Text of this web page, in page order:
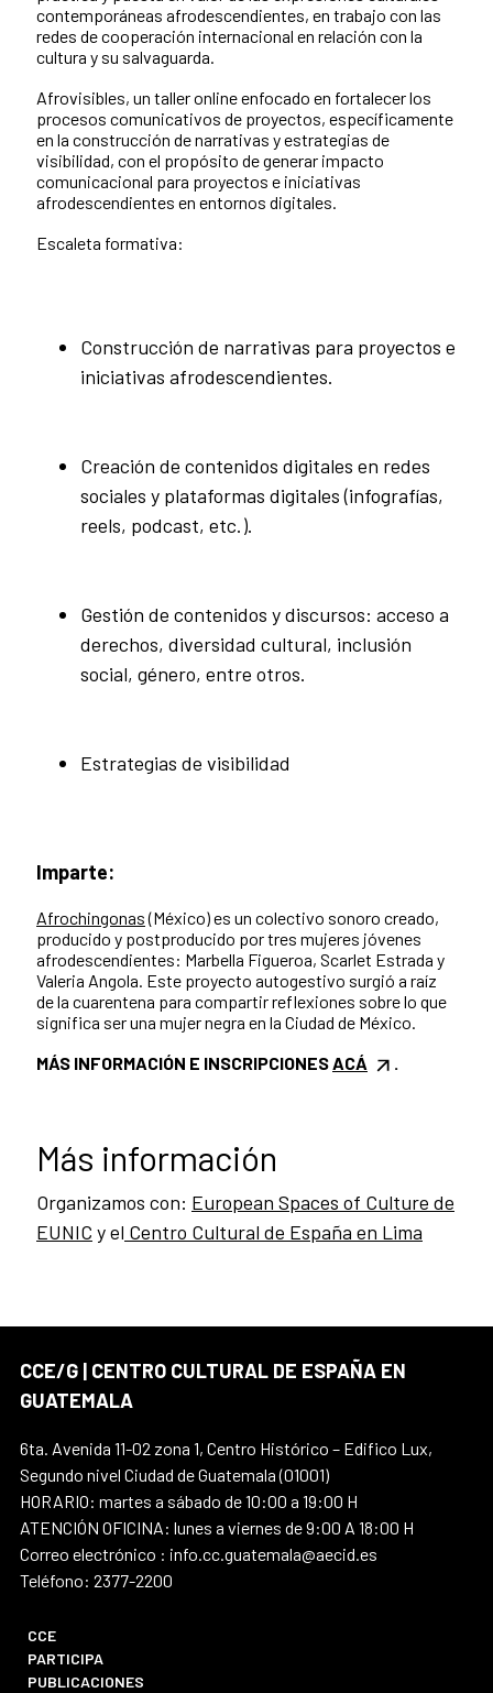
contemporáneas afrodescendientes, en trabajo con las
redes de cooperación internacional en relación con la
cultura y su salvaguarda.
Afrovisibles, un taller online enfocado en fortalecer los
procesos comunicativos de proyectos, específicamente
en la construcción de narrativas y estrategias de
visibilidad, con el propósito de generar impacto
comunicacional para proyectos e iniciativas
afrodescendientes en entornos digitales.
Escaleta formativa:
Construcción de narrativas para proyectos e
iniciativas afrodescendientes.
Creación de contenidos digitales en redes
sociales y plataformas digitales (infografías,
reels, podcast, etc.).
Gestión de contenidos y discursos: acceso a
derechos, diversidad cultural, inclusión
social, género, entre otros.
Estrategias de visibilidad
Imparte:
Afrochingonas(México)es un colectivo sonoro creado,
producido y postproducido por tres mujeres jóvenes
afrodescendientes: Marbella Figueroa, Scarlet Estrada y
Valeria Angola. Este proyecto autogestivo surgió a raíz
de la cuarentena para compartir reflexiones sobre lo que
significa ser una mujer negra en la Ciudad de México.
MÁS INFORMACIÓN E INSCRIPCIONESACÁ .
Más información
Organizamos con: European Spaces of Culture de
EUNIC y el Centro Cultural de España en Lima
CCE/G | CENTRO CULTURAL DE ESPAÑA EN
GUATEMALA
6ta. Avenida 11-02 zona 1, Centro Histórico – Edifico Lux,
Segundo nivel Ciudad de Guatemala (01001)
HORARIO: martes a sábado de 10:00 a 19:00 H
ATENCIÓN OFICINA: lunes a viernes de 9:00 A 18:00 H
Correo electrónico : info.cc.guatemala@aecid.es
Teléfono: 2377-2200
CCE
PARTICIPA
PUBLICACIONES